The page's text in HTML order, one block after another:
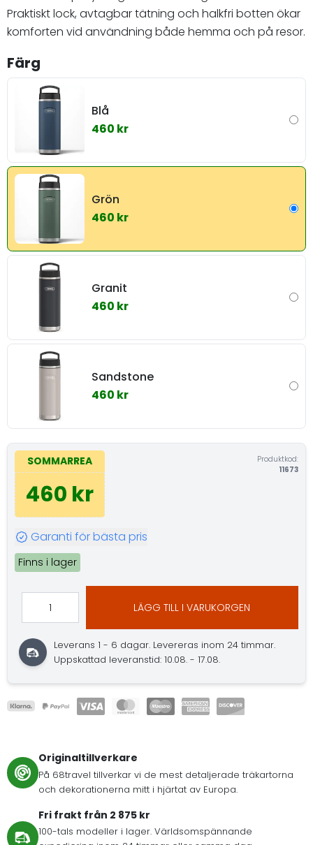
Praktiskt lock, avtagbar tätning och halkfri botten ökar
komforten vid användning både hemma och på resor.
Färg
Blå
460 kr
Grön
460 kr
Granit
460 kr
Sandstone
460 kr
SOMMARREA
460 kr
Produktkod:
11673
Garanti för bästa pris
Finns i lager
LÄGG TILL I VARUKORGEN
Leverans 1 - 6 dagar. Levereras inom 24 timmar.
Uppskattad leveranstid: 10.08. - 17.08.
Originaltillverkare
På 68travel tillverkar vi de mest detaljerade träkartorna
och dekorationerna mitt i hjärtat av Europa.
Fri frakt från 2 875 kr
100-tals modeller i lager. Världsomspännande